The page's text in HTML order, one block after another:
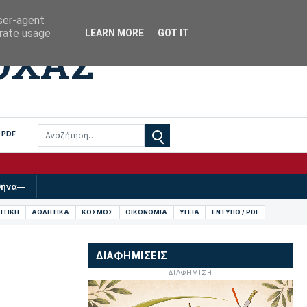
—
ΑΘΛΗΤΙΚΑ ΚΟΣΜΟΣ ΟΙΚΟΝΟΜΙΑ ΥΓΕΙΑ ΕΝΤΥΠΟ / PDF
ΔΙΑΦΗΜΙΣΕΙΣ
ΔΙΑΦΗΜΙΣΗ
agent
usage
LEARN MORE GOT IT